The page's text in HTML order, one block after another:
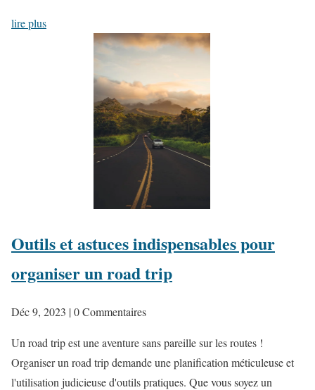
lire plus
Outils et astuces indispensables pour
organiser un road trip
Déc 9, 2023 | 0 Commentaires
Un road trip est une aventure sans pareille sur les routes !
Organiser un road trip demande une planification méticuleuse et
l'utilisation judicieuse d'outils pratiques. Que vous soyez un